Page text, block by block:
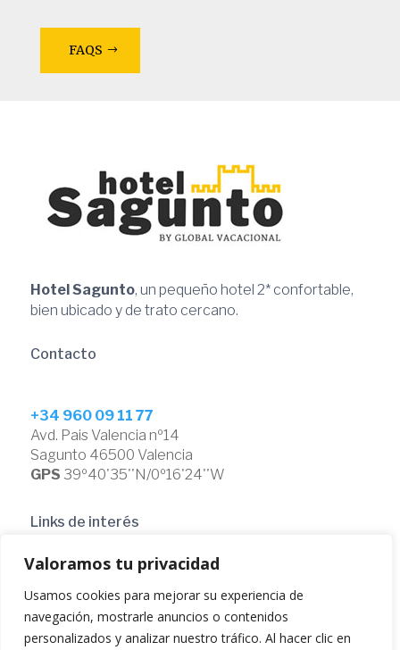
Valoramos tu privacidad
Usamos cookies para mejorar su experiencia de
navegación, mostrarle anuncios o contenidos
personalizados y analizar nuestro tráfico. Al hacer clic en
FAQS
Hotel Sagunto, un pequeño hotel 2* confortable,
bien ubicado y de trato cercano.
Contacto
+34 960 09 11 77
Avd. Pais Valencia nº14
Sagunto 46500 Valencia
GPS 39º40'35''N/0º16'24''W
Links de interés
Galeria
Promociones
Contacto